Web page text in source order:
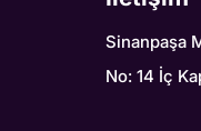
Sinanpaşa
No: 14 İç